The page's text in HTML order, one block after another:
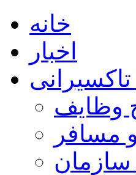
خانه
اخبار
وظایف
مسافر